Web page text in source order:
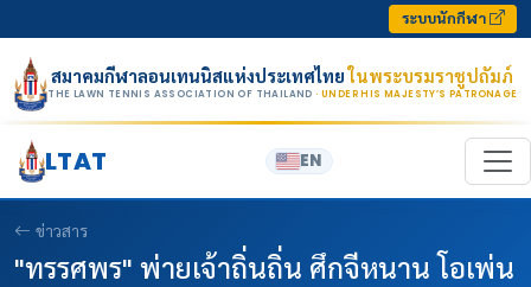
ระบบนักกีฬา
สมาคมกีฬาลอนเทนนิสแห่งประเทศไทยในพระบรมราชูปถัมภ์
THE LAWN TENNIS ASSOCIATION OF THAILAND · UNDER HIS MAJESTY’S PATRONAGE
LTAT EN
ข่าวสาร
"ทรรศพร" พ่ายเจ้าถิ่นถิ่น ศึกจีหนาน โอเพ่น